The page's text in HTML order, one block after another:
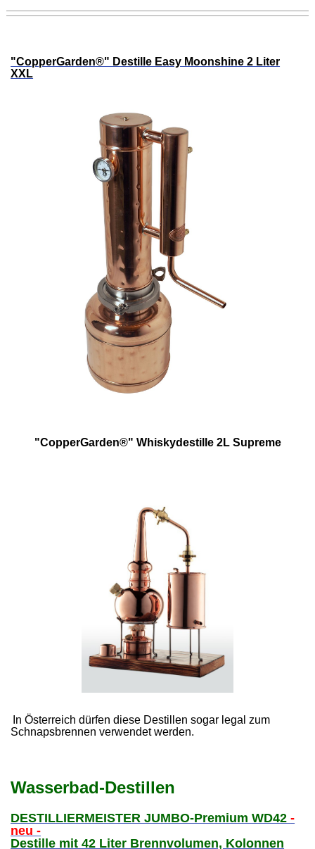
"CopperGarden®" Destille Easy Moonshine 2 Liter
XXL
"CopperGarden®" Whiskydestille 2L Supreme
In Österreich dürfen diese Destillen sogar legal zum
Schnapsbrennen verwendet werden.
Wasserbad-Destillen
DESTILLIERMEISTER JUMBO-Premium WD42-
neu -
Destille mit 42 Liter Brennvolumen, Kolonnen